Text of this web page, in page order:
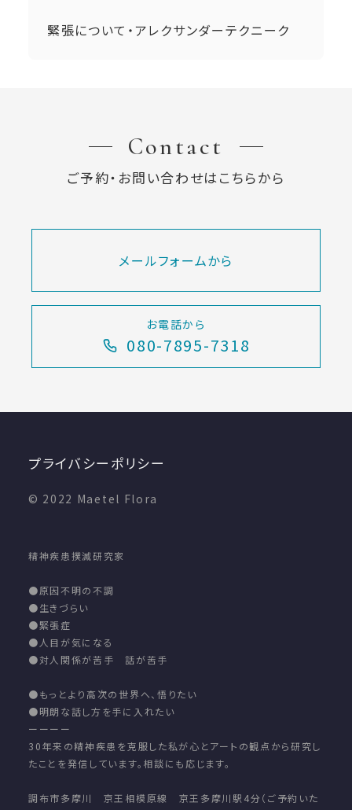
緊張について・アレクサンダーテクニーク
Contact
ご予約・お問い合わせはこちらから
メールフォームから
お電話から
080-7895-7318
プライバシーポリシー
© 2022 Maetel Flora
精神疾患撲滅研究家
●原因不明の不調
●生きづらい
●緊張症
●人目が気になる
●対人関係が苦手 話が苦手
●もっとより高次の世界へ、悟りたい
●明朗な話し方を手に入れたい
ーーーー
30年来の精神疾患を克服した私が心とアートの観点から研究し
たことを発信しています。相談にも応じます。
調布市多摩川 京王相模原線 京王多摩川駅4分（ご予約いた